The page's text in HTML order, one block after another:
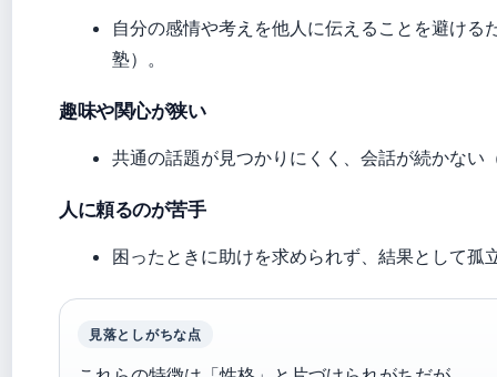
自分の感情や考えを他人に伝えることを避ける
塾）。
趣味や関心が狭い
共通の話題が見つかりにくく、会話が続かない
人に頼るのが苦手
困ったときに助けを求められず、結果として孤
見落としがちな点